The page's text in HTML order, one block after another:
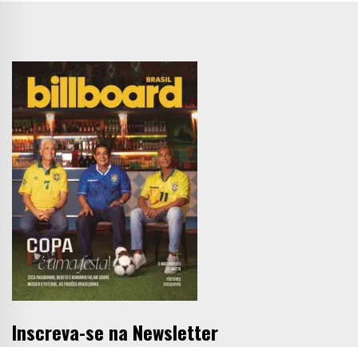
Inscreva-se na Newsletter